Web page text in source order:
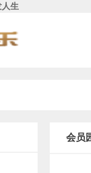
生
会员